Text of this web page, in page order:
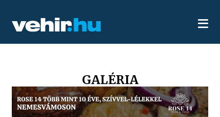
GALÉRIA